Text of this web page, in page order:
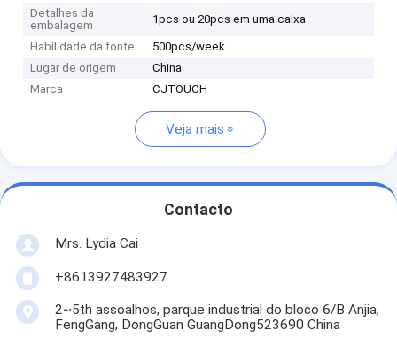
Detalhes da
embalagem
1pcs ou 20pcs em uma caixa
Habilidade da fonte
500pcs/week
Lugar de origem
China
Marca
CJTOUCH
Veja mais
Contacto
Mrs. Lydia Cai
+8613927483927
2~5th assoalhos, parque industrial do bloco 6/B Anjia,
FengGang, DongGuan GuangDong523690 China